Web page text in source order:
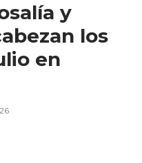
y
los
en